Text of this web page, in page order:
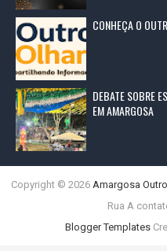
CONHEÇA O
DEBATE SOBRE
EM AMARGOSA
Copyright © 2026 Amargosa
Rua A
Blogger Templates